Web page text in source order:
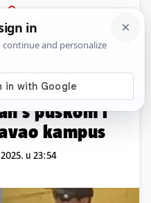
PRIJAVA
Komentari
Vjeruju
s puškom i
kampus
u 23:54